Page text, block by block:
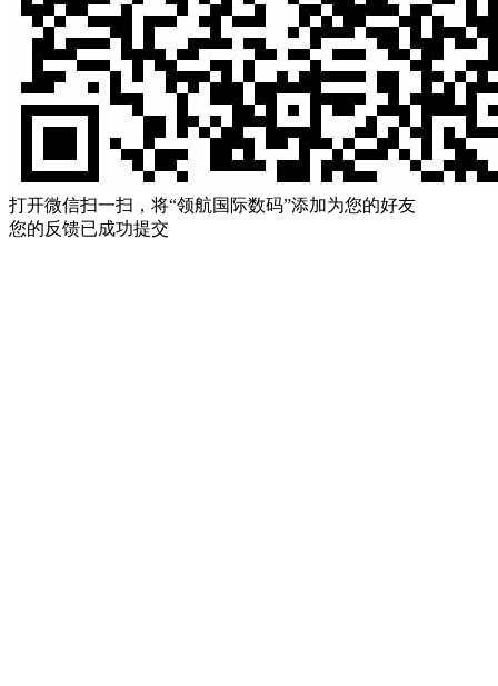
打开微信扫一扫，将“领航国际数码”添加为您的好友
您的反馈已成功提交